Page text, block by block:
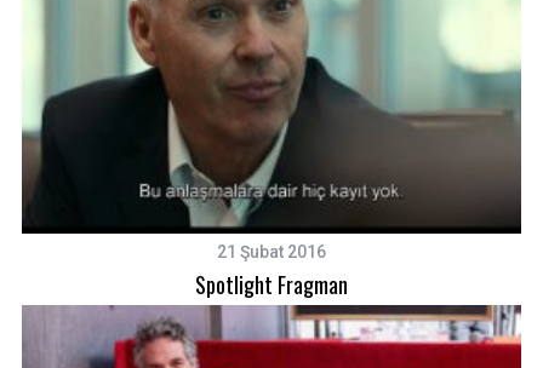
21 Şubat 2016
Spotlight Fragman